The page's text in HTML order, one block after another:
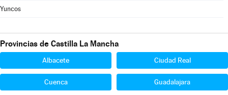
Yuncos
Provincias de Castilla La Mancha
Albacete Ciudad Real
Cuenca Guadalajara